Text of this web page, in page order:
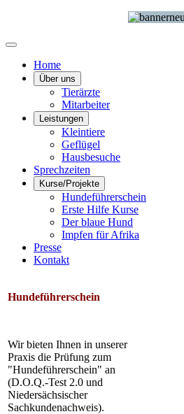
Home
Über uns
Tierärzte
Mitarbeiter
Leistungen
Kleintiere
Geflügel
Hausbesuche
Sprechzeiten
Kurse/Projekte
Hundeführerschein
Erste Hilfe Kurse
Der blaue Hund
Impfen für Afrika
Presse
Kontakt
Hundeführerschein
Wir bieten Ihnen in unserer
Praxis die Prüfung zum
"Hundeführerschein" an
(D.O.Q.-Test 2.0 und
Niedersächsischer
Sachkundenachweis).